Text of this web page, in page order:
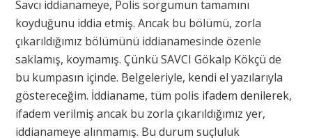
Savcı iddianameye, Polis sorgumun tamamını
koyduğunu iddia etmiş. Ancak bu bölümü, zorla
çıkarıldığımız bölümünü iddianamesinde özenle
saklamış, koymamış. Çünkü SAVCI Gökalp Kökçü de
bu kumpasın içinde. Belgeleriyle, kendi el yazılarıyla
göstereceğim. İddianame, tüm polis ifadem denilerek,
ifadem verilmiş ancak bu zorla çıkarıldığımız yer,
iddianameye alınmamış. Bu durum suçluluk